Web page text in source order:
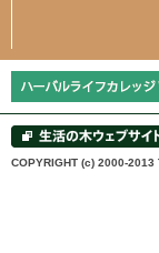
COPYRIGHT (c) 2000-2013